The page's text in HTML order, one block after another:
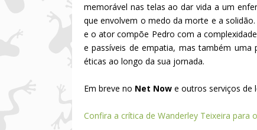
memorável nas telas ao dar vida a um
que envolvem o medo da morte e a
e o ator compõe Pedro com a
e passíveis de empatia, mas também
éticas ao longo da sua jornada.
Em breve no Net Now e outros serviços de
Confira a crítica de Wanderley Teixeira para